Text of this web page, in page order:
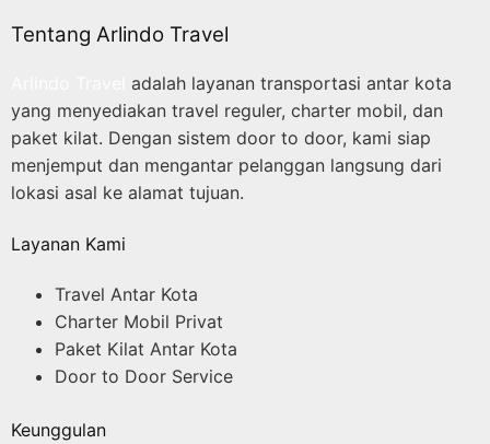
Tentang Arlindo Travel
adalah layanan transportasi antar kota
yang menyediakan travel reguler, charter mobil, dan
paket kilat. Dengan sistem door to door, kami siap
menjemput dan mengantar pelanggan langsung dari
lokasi asal ke alamat tujuan.
Layanan Kami
Travel Antar Kota
Charter Mobil Privat
Paket Kilat Antar Kota
Door to Door Service
Keunggulan